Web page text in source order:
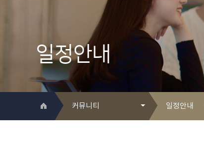
한국교통대학교
대학일자리개발원
일정안내
커뮤니티 일정안내